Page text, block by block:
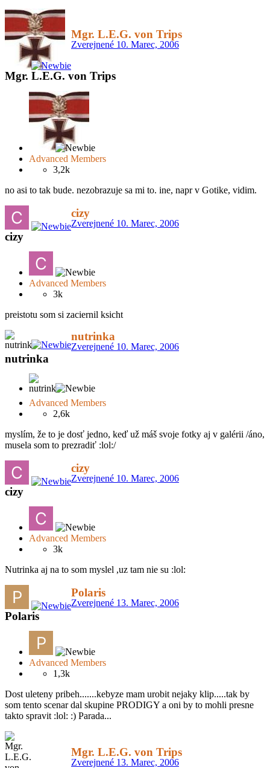
Mgr. L.E.G. von Trips
Zverejnené 10. Marec, 2006
Mgr. L.E.G. von Trips
Advanced Members
3,2k
no asi to tak bude. nezobrazuje sa mi to. ine, napr v Gotike, vidim.
cizy
Zverejnené 10. Marec, 2006
cizy
Advanced Members
3k
preistotu som si zaciernil ksicht
nutrinka
Zverejnené 10. Marec, 2006
nutrinka
Advanced Members
2,6k
myslím, že to je dosť jedno, keď už máš svoje fotky aj v galérii /áno,
musela som to prezradiť :lol:/
cizy
Zverejnené 10. Marec, 2006
cizy
Advanced Members
3k
Nutrinka aj na to som myslel ,uz tam nie su :lol:
Polaris
Zverejnené 13. Marec, 2006
Polaris
Advanced Members
1,3k
Dost uleteny pribeh.......kebyze mam urobit nejaky klip.....tak by
som tento scenar dal skupine PRODIGY a oni by to mohli presne
takto spravit :lol: :) Parada...
Mgr. L.E.G. von Trips
Zverejnené 13. Marec, 2006